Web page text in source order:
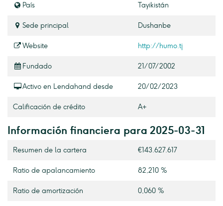
País Tayikistán
Sede principal Dushanbe
Website http://humo.tj
Fundado 21/07/2002
Activo en Lendahand desde 20/02/2023
Calificación de crédito A+
Información financiera para 2025-03-31
Resumen de la cartera €143.627.617
Ratio de apalancamiento 82,210 %
Ratio de amortización 0,060 %